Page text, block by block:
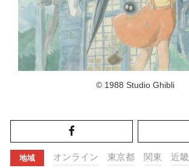
© 1988 Studio Ghibli
地域 オンライン 東京都 関東 近畿